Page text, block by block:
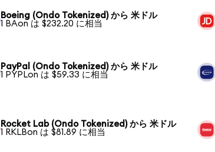
Boeing (Ondo Tokenized) から 米ドル
1 BAon は $232.20 に相当
PayPal (Ondo Tokenized) から 米ドル
1 PYPLon は $59.33 に相当
Rocket Lab (Ondo Tokenized) から 米ドル
1 RKLBon は $81.89 に相当